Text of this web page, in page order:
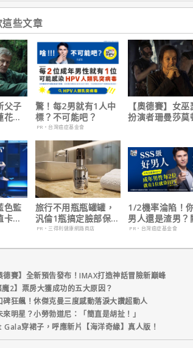
些文章
父子
花】
驚！每2男就有1人中
標？不可能吧？
PR・台灣癌症基金會
【奧德賽】女巫
扮演者珊曼莎莫
色監
卡司
旅行不用瓶瓶罐罐，
汎倫1瓶搞定臉部保
養！
PR・三得利健康網路商店
1/2機率淪陷！
男人還是渣男？
在這
PR・台灣癌症基金會
賽】全新預告發布！IMAX打造神話冒險新巔峰
魔2】票房大獲成功的五大原因？
碑狂飆！休傑克曼三度感動落淚大讚超動人
明星？小勞勃道尼：「簡直是胡扯！」
穿裙子，呼應新片【海洋奇緣】真人版！